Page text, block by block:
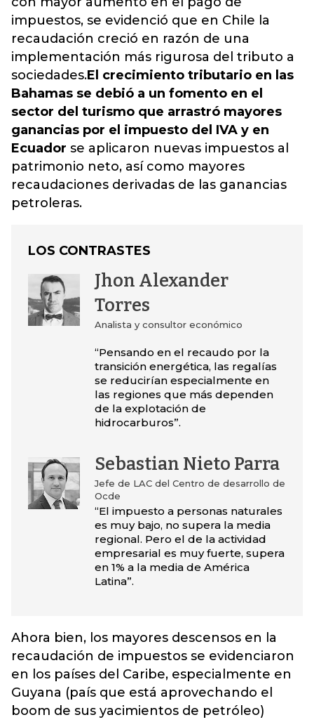
impuestos, se evidenció que en Chile la
recaudación creció en razón de una
implementación más rigurosa del tributo a
sociedades.El crecimiento tributario en las
Bahamas se debió a un fomento en el
sector del turismo que arrastró mayores
ganancias por el impuesto del IVA y en
Ecuador se aplicaron nuevas impuestos al
patrimonio neto, así como mayores
recaudaciones derivadas de las ganancias
petroleras.
LOS CONTRASTES
Jhon Alexander
Torres
Analista y consultor económico
“Pensando en el recaudo por la
transición energética, las regalías
se reducirían especialmente en
las regiones que más dependen
de la explotación de
hidrocarburos”.
Sebastian Nieto Parra
Jefe de LAC del Centro de desarrollo de
Ocde
“El impuesto a personas naturales
es muy bajo, no supera la media
regional. Pero el de la actividad
empresarial es muy fuerte, supera
en 1% a la media de América
Latina”.
Ahora bien, los mayores descensos en la
recaudación de impuestos se evidenciaron
en los países del Caribe, especialmente en
Guyana (país que está aprovechando el
boom de sus yacimientos de petróleo)